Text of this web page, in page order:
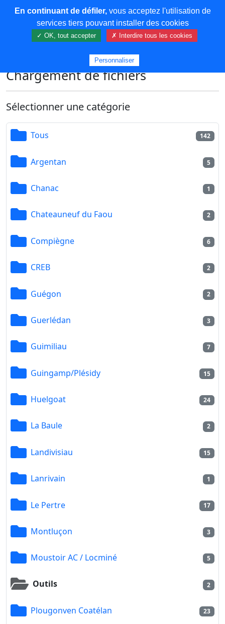
COREMA
Chargement de fichiers
Sélectionner une catégorie
Tous 142
Argentan 5
Chanac 1
Chateauneuf du Faou 2
Compiègne 6
CREB 2
Guégon 2
Guerlédan 3
Guimiliau 7
Guingamp/Plésidy 15
Huelgoat 24
La Baule 2
Landivisiau 15
Lanrivain 1
Le Pertre 17
Montluçon 3
Moustoir AC / Locminé 5
Outils 2
Plougonven Coatélan 23
En continuant de défiler,vous acceptez l'utilisation de
services tiers pouvant installer des cookies
✓ OK, tout accepter ✗ Interdire tous les cookies
Personnaliser